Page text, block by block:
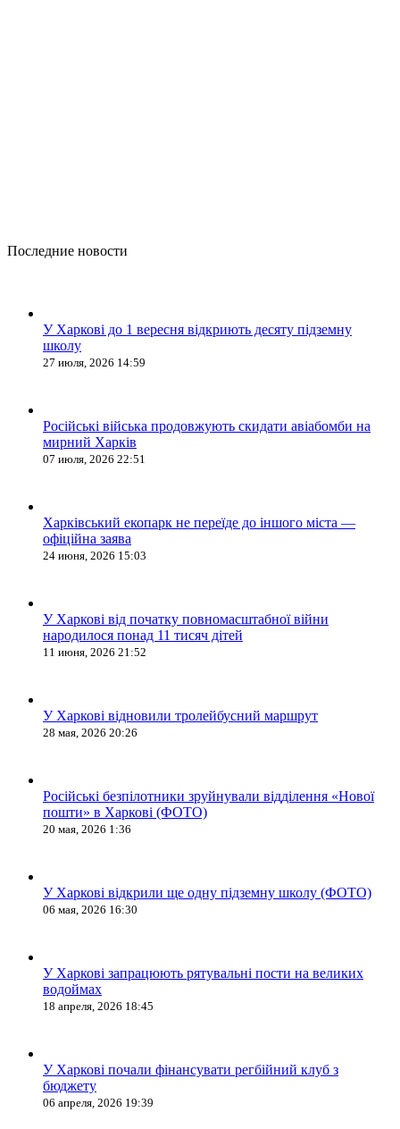
Последние новости
У Харкові до 1 вересня відкриють десяту підземну
школу
27 июля, 2026 14:59
Російські війська продовжують скидати авіабомби на
мирний Харків
07 июля, 2026 22:51
Харківський екопарк не переїде до іншого міста —
офіційна заява
24 июня, 2026 15:03
У Харкові від початку повномасштабної війни
народилося понад 11 тисяч дітей
11 июня, 2026 21:52
У Харкові відновили тролейбусний маршрут
28 мая, 2026 20:26
Російські безпілотники зруйнували відділення «Нової
пошти» в Харкові (ФОТО)
20 мая, 2026 1:36
У Харкові відкрили ще одну підземну школу (ФОТО)
06 мая, 2026 16:30
У Харкові запрацюють рятувальні пости на великих
водоймах
18 апреля, 2026 18:45
У Харкові почали фінансувати регбійний клуб з
бюджету
06 апреля, 2026 19:39